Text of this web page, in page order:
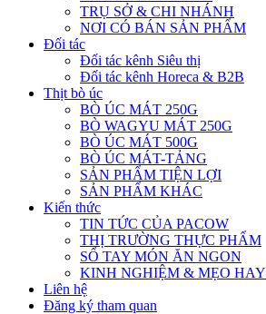
TRỤ SỞ & CHI NHÁNH
NƠI CÓ BÁN SẢN PHẨM
Đối tác
Đối tác kênh Siêu thị
Đối tác kênh Horeca & B2B
Thịt bò úc
BÒ ÚC MÁT 250G
BÒ WAGYU MÁT 250G
BÒ ÚC MÁT 500G
BÒ ÚC MÁT-TẢNG
SẢN PHẨM TIỆN LỢI
SẢN PHẨM KHÁC
Kiến thức
TIN TỨC CỦA PACOW
THỊ TRƯỜNG THỰC PHẨM
SỔ TAY MÓN ĂN NGON
KINH NGHIỆM & MẸO HAY
Liên hệ
Đăng ký tham quan